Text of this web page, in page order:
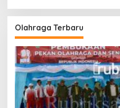
Olahraga Terbaru